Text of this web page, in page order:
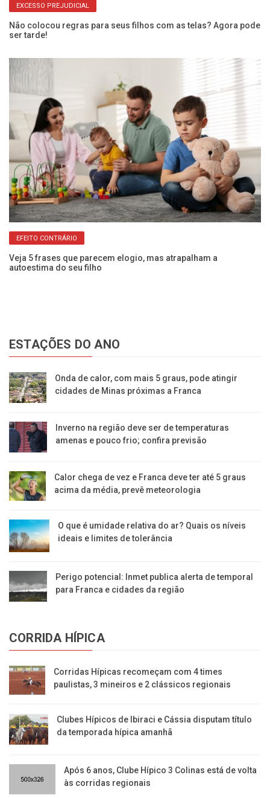
EXCESSO PREJUDICIAL
Não colocou regras para seus filhos com as telas? Agora pode
ser tarde!
EFEITO CONTRÁRIO
Veja 5 frases que parecem elogio, mas atrapalham a
autoestima do seu filho
ESTAÇÕES DO ANO
Onda de calor, com mais 5 graus, pode atingir
cidades de Minas próximas a Franca
Inverno na região deve ser de temperaturas
amenas e pouco frio; confira previsão
Calor chega de vez e Franca deve ter até 5 graus
acima da média, prevê meteorologia
O que é umidade relativa do ar? Quais os níveis
ideais e limites de tolerância
Perigo potencial: Inmet publica alerta de temporal
para Franca e cidades da região
CORRIDA HÍPICA
Corridas Hípicas recomeçam com 4 times
paulistas, 3 mineiros e 2 clássicos regionais
Clubes Hípicos de Ibiraci e Cássia disputam título
da temporada hípica amanhã
Após 6 anos, Clube Hípico 3 Colinas está de volta
às corridas regionais